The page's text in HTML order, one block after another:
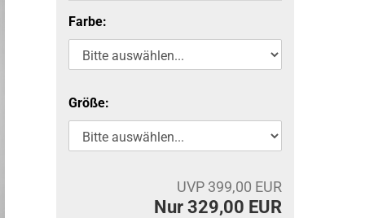
Farbe:
Größe:
UVP 399,00 EUR
Nur 329,00 EUR